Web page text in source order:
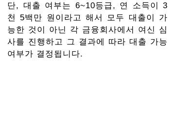
단, 대출 여부는 6~10등급, 연 소득이 3
천 5백만 원이라고 해서 모두 대출이 가
능한 것이 아닌 각 금융회사에서 여신 심
사를 진행하고 그 결과에 따라 대출 가능
여부가 결정됩니다.